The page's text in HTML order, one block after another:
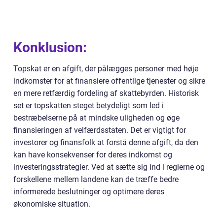
Konklusion:
Topskat er en afgift, der pålægges personer med høje
indkomster for at finansiere offentlige tjenester og sikre
en mere retfærdig fordeling af skattebyrden. Historisk
set er topskatten steget betydeligt som led i
bestræbelserne på at mindske uligheden og øge
finansieringen af velfærdsstaten. Det er vigtigt for
investorer og finansfolk at forstå denne afgift, da den
kan have konsekvenser for deres indkomst og
investeringsstrategier. Ved at sætte sig ind i reglerne og
forskellene mellem landene kan de træffe bedre
informerede beslutninger og optimere deres
økonomiske situation.